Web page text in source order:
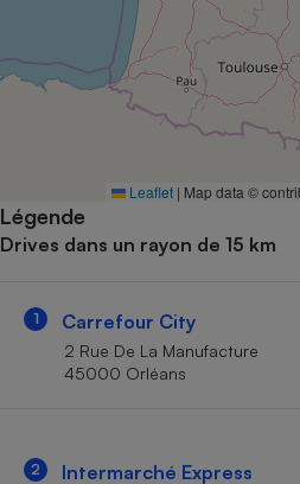
Leaflet | Map data ©
Légende
Drives dans un rayon de 15 km
1 Carrefour City
2 Rue De La Manufacture
45000 Orléans
2 Intermarché Express